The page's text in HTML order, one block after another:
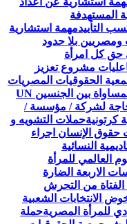
المستهدفة
التأييدمهمة استشارية
بلا حدود
حق كل امرأة
مشروع تعزيز
الحقوقيات المصريات
AEFL بالتعاون مع هيئة الامم المتحدة للمساواة بين الجنسين UN
لشركة / مؤسسة /
كرتونيةحملات التشويه و
حقوق الإنسان اجراء
النسائية
العالمي للمرأة
الاربعة الضارة
الفتاة من التحرش
الانتخابات الشعبية
للمرأة المصريةحملة